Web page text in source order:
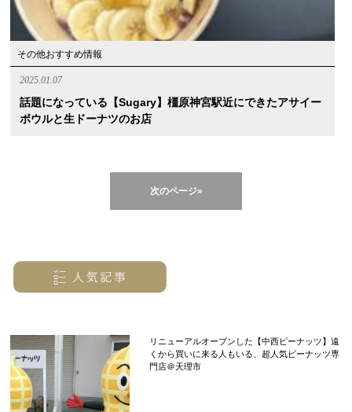
その他おすすめ情報
2025.01.07
話題になっている【Sugary】橿原神宮駅近にできたアサイー
ボウルと生ドーナツのお店
次のページ»
リニューアルオープンした【中西ピーナッツ】遠
くから買いに来る人もいる、超人気ピーナッツ専
門店＠天理市